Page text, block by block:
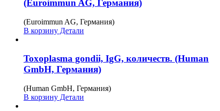
(Euroimmun AG, Германия)
(Euroimmun AG, Германия)
В корзину Детали
Toxoplasma gondii, IgG, количеств. (Human
GmbH, Германия)
(Human GmbH, Германия)
В корзину Детали